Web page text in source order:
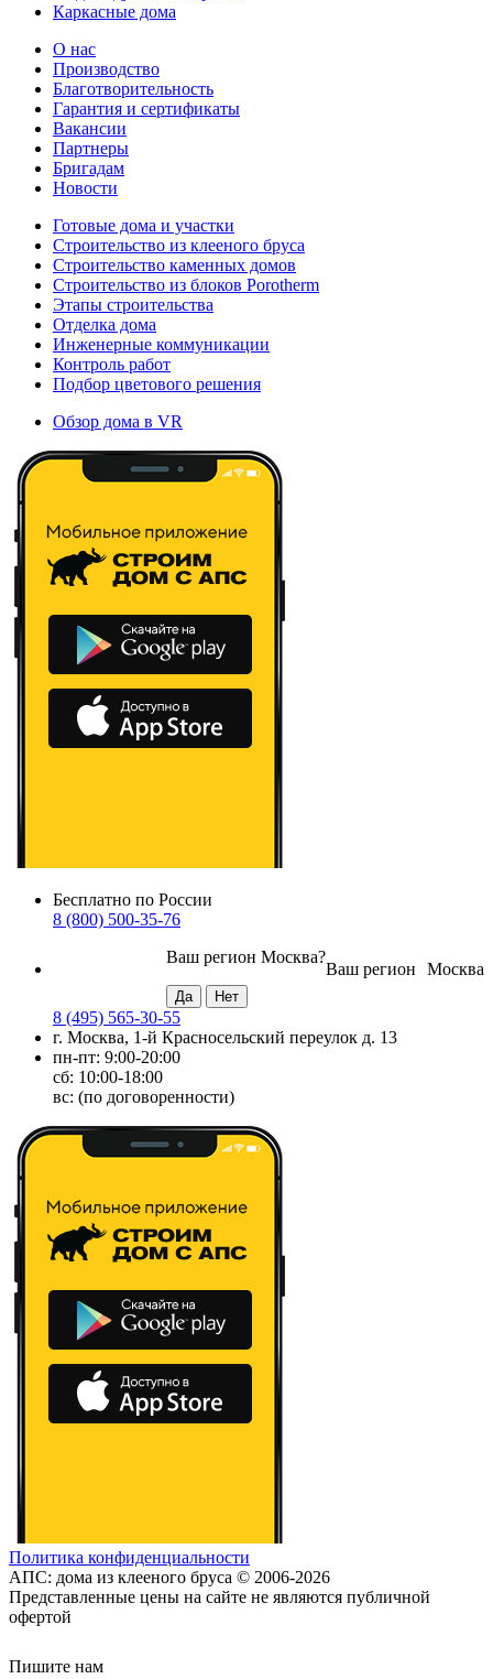
Каркасные дома
О нас
Производство
Благотворительность
Гарантия и сертификаты
Вакансии
Партнеры
Бригадам
Новости
Готовые дома и участки
Строительство из клееного бруса
Строительство каменных домов
Строительство из блоков Porotherm
Этапы строительства
Отделка дома
Инженерные коммуникации
Контроль работ
Подбор цветового решения
Обзор дома в VR
Бесплатно по России
8 (800) 500-35-76
Москва
Ваш регион
Ваш регион Москва?
8 (495) 565-30-55
г. Москва, 1-й Красносельский переулок д. 13
пн-пт: 9:00-20:00
сб: 10:00-18:00
вс: (по договоренности)
Политика конфиденциальности
АПС: дома из клееного бруса © 2006-2026
Представленные цены на сайте не являются публичной
офертой
Пишите нам